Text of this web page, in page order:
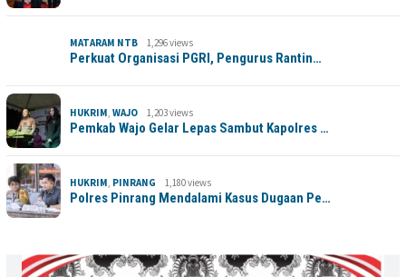
MATARAM NTB 1,296 views
Perkuat Organisasi PGRI, Pengurus Rantin…
HUKRIM WAJO 1,203 views
Pemkab Wajo Gelar Lepas Sambut Kapolres …
HUKRIM PINRANG 1,180 views
Polres Pinrang Mendalami Kasus Dugaan Pe…